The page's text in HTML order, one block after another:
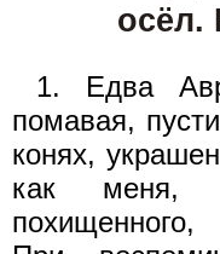
осёл.
1. Едва
помавая,
конях,
как меня,